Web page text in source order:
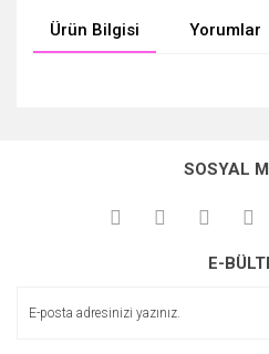
Ürün Bilgisi Yorumlar
kullanarak tarafımıza iletebilirsiniz.
Görüş ve önerileriniz için teşekkür
Ürün açıklamasında eksik
SOSYAL
E-